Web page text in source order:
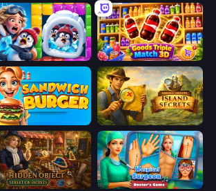
Blast Goods Triple Match 3D
Burger Hidden Objects: Island Secrets
Hidden Object: Street Of Secrets Hospital Surgeon: Doctor's Game